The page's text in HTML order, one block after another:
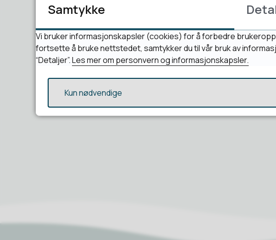
Fant
Samtykke
Vi bruker informasjonskapsler (cookies) for å forbedre
fortsette å bruke nettstedet, samtykker du til vår bruk av
“Detaljer”.Les mer om personvern og informasjonskapsler.
Kun nødvendige